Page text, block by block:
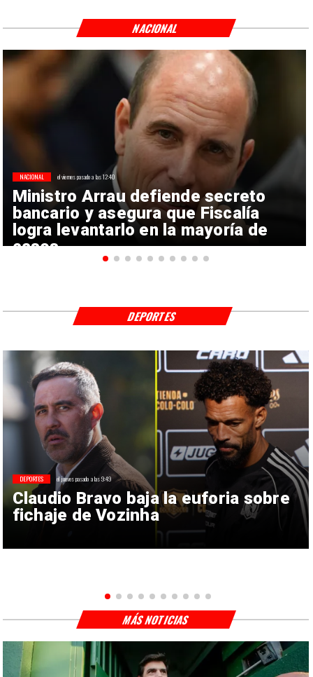
Ministro Arrau defiende secreto
bancario y asegura que Fiscalía
logra levantarlo en la mayoría de
casos
NACIONAL el viernes pasado a las 12:40
NACIONAL
Claudio Bravo baja la euforia sobre
fichaje de Vozinha
DEPORTES el jueves pasado a las 9:49
DEPORTES
MÁS NOTICIAS